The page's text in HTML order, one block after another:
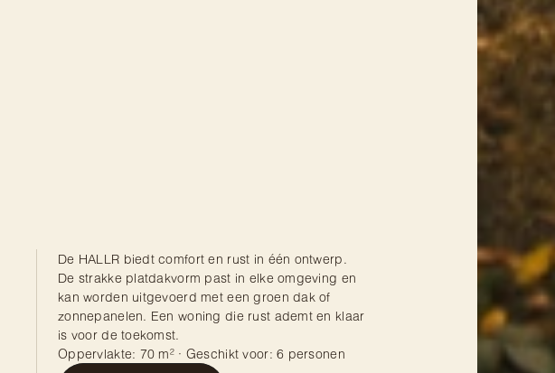
De HALLR biedt comfort en rust in één ontwerp.
De strakke platdakvorm past in elke omgeving en
kan worden uitgevoerd met een groen dak of
zonnepanelen. Een woning die rust ademt en klaar
is voor de toekomst.
Oppervlakte: 70 m² · Geschikt voor: 6 personen